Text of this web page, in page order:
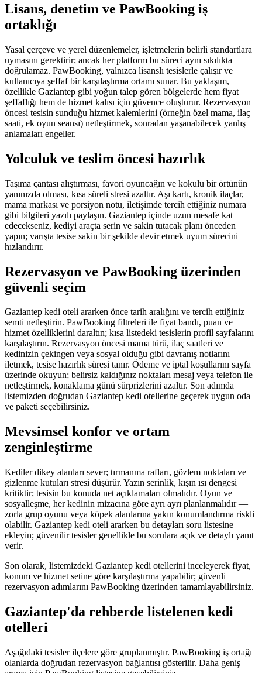
Lisans, denetim ve PawBooking iş
ortaklığı
Yasal çerçeve ve yerel düzenlemeler, işletmelerin belirli standartlara
uymasını gerektirir; ancak her platform bu süreci aynı sıkılıkta
doğrulamaz. PawBooking, yalnızca lisanslı tesislerle çalışır ve
kullanıcıya şeffaf bir karşılaştırma ortamı sunar. Bu yaklaşım,
özellikle Gaziantep gibi yoğun talep gören bölgelerde hem fiyat
şeffaflığı hem de hizmet kalısı için güvence oluşturur. Rezervasyon
öncesi tesisin sunduğu hizmet kalemlerini (örneğin özel mama, ilaç
saati, ek oyun seansı) netleştirmek, sonradan yaşanabilecek yanlış
anlamaları engeller.
Yolculuk ve teslim öncesi hazırlık
Taşıma çantası alıştırması, favori oyuncağın ve kokulu bir örtünün
yanınızda olması, kısa süreli stresi azaltır. Aşı kartı, kronik ilaçlar,
mama markası ve porsiyon notu, iletişimde tercih ettiğiniz numara
gibi bilgileri yazılı paylaşın. Gaziantep içinde uzun mesafe kat
edecekseniz, kediyi araçta serin ve sakin tutacak planı önceden
yapın; varışta tesise sakin bir şekilde devir etmek uyum sürecini
hızlandırır.
Rezervasyon ve PawBooking üzerinden
güvenli seçim
Gaziantep kedi oteli ararken önce tarih aralığını ve tercih ettiğiniz
semti netleştirin. PawBooking filtreleri ile fiyat bandı, puan ve
hizmet özelliklerini daraltın; kısa listedeki tesislerin profil sayfalarını
karşılaştırın. Rezervasyon öncesi mama türü, ilaç saatleri ve
kedinizin çekingen veya sosyal olduğu gibi davranış notlarını
iletmek, tesise hazırlık süresi tanır. Ödeme ve iptal koşullarını sayfa
üzerinde okuyun; belirsiz kaldığınız noktaları mesaj veya telefon ile
netleştirmek, konaklama günü sürprizlerini azaltır. Son adımda
listemizden doğrudan Gaziantep kedi otellerine geçerek uygun oda
ve paketi seçebilirsiniz.
Mevsimsel konfor ve ortam
zenginleştirme
Kediler dikey alanları sever; tırmanma rafları, gözlem noktaları ve
gizlenme kutuları stresi düşürür. Yazın serinlik, kışın ısı dengesi
kritiktir; tesisin bu konuda net açıklamaları olmalıdır. Oyun ve
sosyalleşme, her kedinin mizacına göre ayrı ayrı planlanmalıdır —
zorla grup oyunu veya köpek alanlarına yakın konumlandırma riskli
olabilir. Gaziantep kedi oteli ararken bu detayları soru listesine
ekleyin; güvenilir tesisler genellikle bu sorulara açık ve detaylı yanıt
verir.
Son olarak, listemizdeki Gaziantep kedi otellerini inceleyerek fiyat,
konum ve hizmet setine göre karşılaştırma yapabilir; güvenli
rezervasyon adımlarını PawBooking üzerinden tamamlayabilirsiniz.
Gaziantep'da rehberde listelenen kedi
otelleri
Aşağıdaki tesisler ilçelere göre gruplanmıştır. PawBooking iş ortağı
olanlarda doğrudan rezervasyon bağlantısı gösterilir. Daha geniş